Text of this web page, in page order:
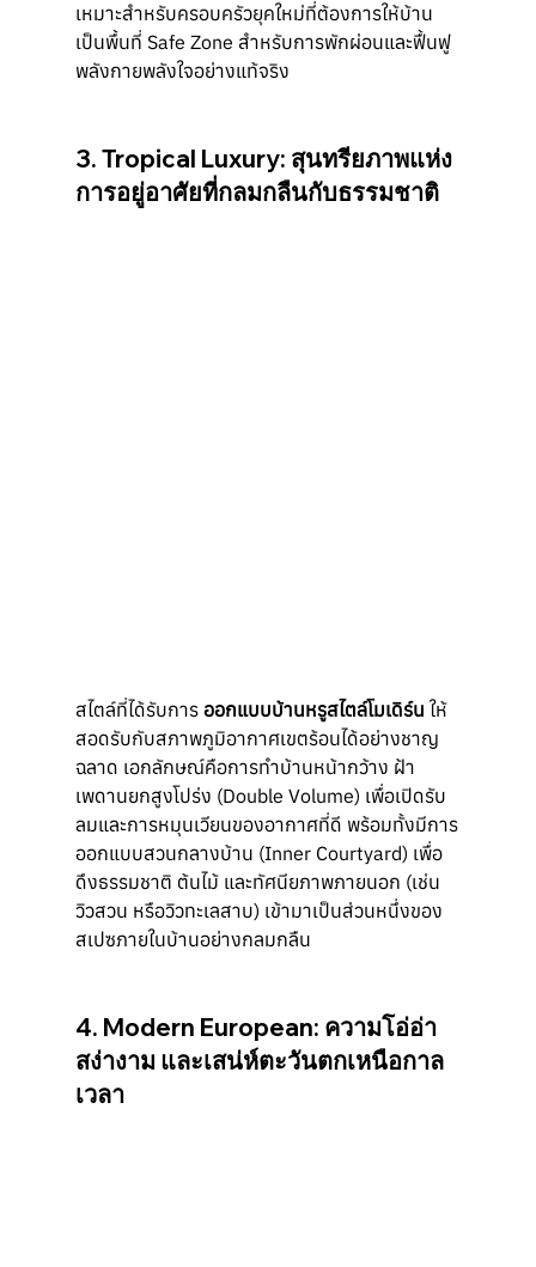
เหมาะสำหรับครอบครัวยุคใหม่ที่ต้องการให้บ้าน
เป็นพื้นที่ Safe Zone สำหรับการพักผ่อนและฟื้นฟู
พลังกายพลังใจอย่างแท้จริง
3. Tropical Luxury: สุนทรียภาพแห่ง
การอยู่อาศัยที่กลมกลืนกับธรรมชาติ
สไตล์ที่ได้รับการ ออกแบบบ้านหรูสไตล์โมเดิร์น ให้
สอดรับกับสภาพภูมิอากาศเขตร้อนได้อย่างชาญ
ฉลาด เอกลักษณ์คือการทำบ้านหน้ากว้าง ฝ้า
เพดานยกสูงโปร่ง (Double Volume) เพื่อเปิดรับ
ลมและการหมุนเวียนของอากาศที่ดี พร้อมทั้งมีการ
ออกแบบสวนกลางบ้าน (Inner Courtyard) เพื่อ
ดึงธรรมชาติ ต้นไม้ และทัศนียภาพภายนอก (เช่น
วิวสวน หรือวิวทะเลสาบ) เข้ามาเป็นส่วนหนึ่งของ
สเปซภายในบ้านอย่างกลมกลืน
4. Modern European: ความโอ่อ่า
สง่างาม และเสน่ห์ตะวันตกเหนือกาล
เวลา